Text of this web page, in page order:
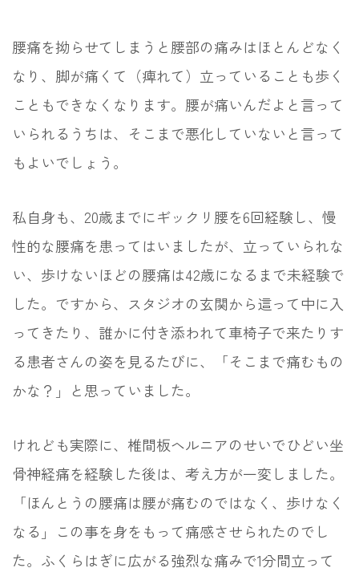
腰痛を拗らせてしまうと腰部の痛みはほとんどなく
なり、脚が痛くて（痺れて）立っていることも歩く
こともできなくなります。腰が痛いんだよと言って
いられるうちは、そこまで悪化していないと言って
もよいでしょう。
私自身も、20歳までにギックリ腰を6回経験し、慢
性的な腰痛を患ってはいましたが、立っていられな
い、歩けないほどの腰痛は42歳になるまで未経験で
した。ですから、スタジオの玄関から這って中に入
ってきたり、誰かに付き添われて車椅子で来たりす
る患者さんの姿を見るたびに、「そこまで痛むもの
かな？」と思っていました。
けれども実際に、椎間板ヘルニアのせいでひどい坐
骨神経痛を経験した後は、考え方が一変しました。
「ほんとうの腰痛は腰が痛むのではなく、歩けなく
なる」この事を身をもって痛感させられたのでし
た。ふくらはぎに広がる強烈な痛みで1分間立って